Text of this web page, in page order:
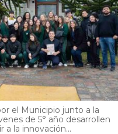
el Municipio junto a la
de 5° año desarrollen
a la innovación...